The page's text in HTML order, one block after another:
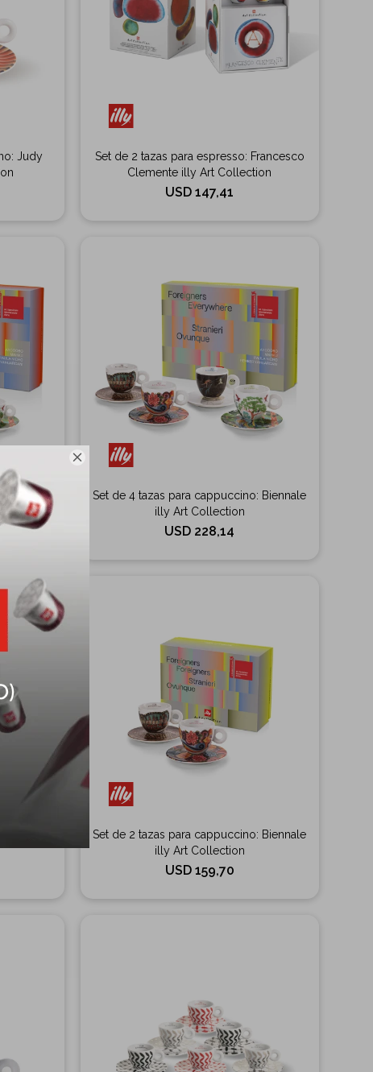

Judy
Set de 2 tazas para espresso: Francesco
Clemente illy Art Collection
USD 147,41
illy
Set de 4 tazas para cappuccino: Biennale
illy Art Collection
USD 228,14
Set de 2 tazas para cappuccino: Biennale
illy Art Collection
USD 159,70